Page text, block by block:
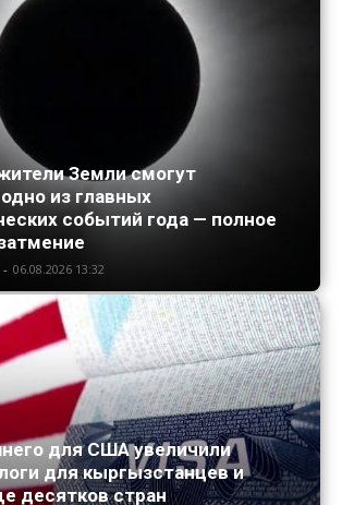
Земли смогут
из главных
событий года — полное
- 06.08.2026 13:32
для США увеличили
для кыргызстанцев и
десятков стран